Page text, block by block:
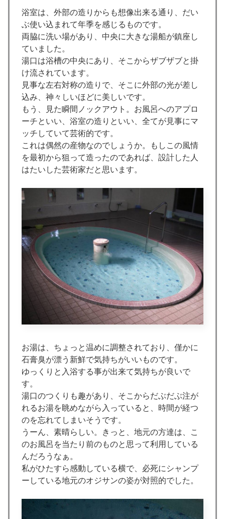
浴室は、外部の造りからも想像出来る通り、だい
ぶ使い込まれて年季を感じるものです。
両脇に洗い場があり、中央に大きな湯船が鎮座し
ていました。
湯口は浴槽の中央にあり、そこからザブザブと掛
け流されています。
見事な左右対称の造りで、そこに外部の光が差し
込み、神々しいほどに美しいです。
もう、見た瞬間ノックアウト。お風呂へのアプロ
ーチといい、浴室の造りといい、全てが見事にマ
ッチしていて芸術的です。
これは偶然の産物なのでしょうか。もしこの風情
を最初から狙って造ったのであれば、設計した人
はたいした芸術家だと思います。
お湯は、ちょっと温めに調整されており、僅かに
石膏臭が漂う新鮮で気持ちがいいものです。
ゆっくりと入浴する事が出来て気持ちが良いで
す。
湯口のつくりも趣があり、そこからだぶだぶ注が
れるお湯を眺めながら入っていると、時間が経つ
のを忘れてしまいそうです。
うーん、素晴らしい。きっと、地元の方達は、こ
のお風呂を当たり前のものと思って利用している
んだろうなぁ。
私がひたすら感動している横で、必死にシャンプ
ーしている地元のオジサンの姿が対照的でした。